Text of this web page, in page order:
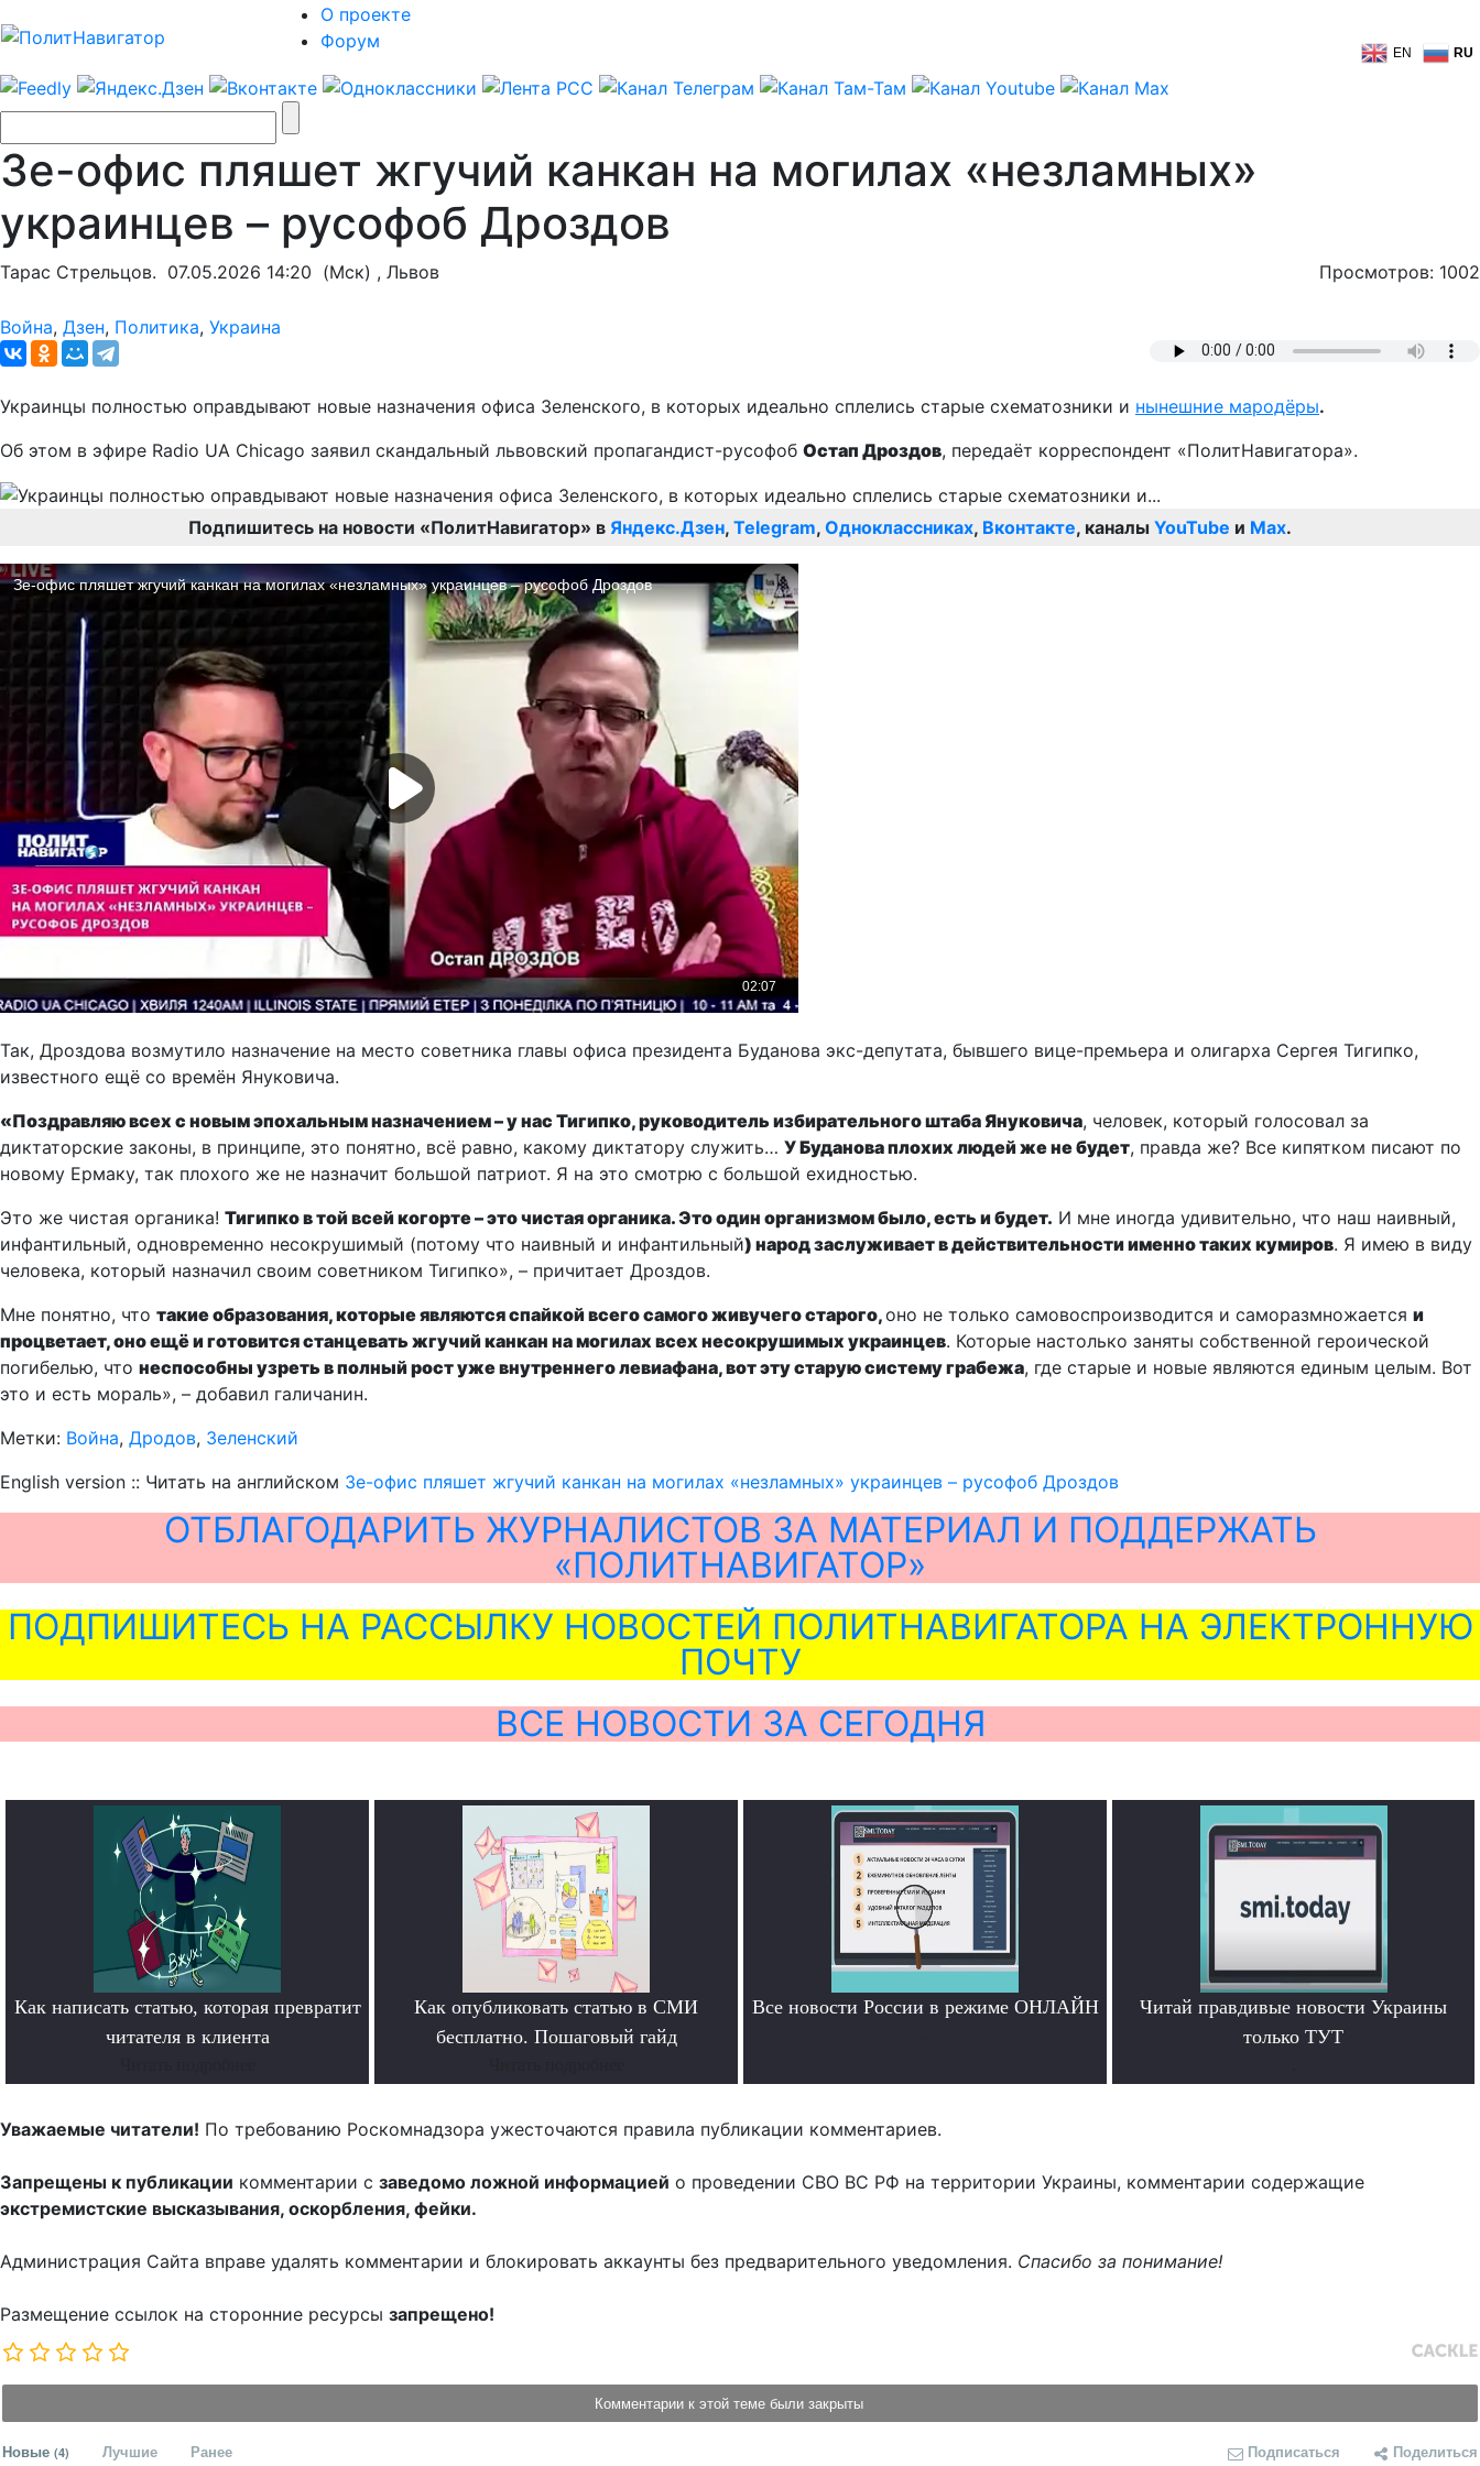
О проекте
Форум
EN RU
Зе-офис пляшет жгучий канкан на могилах «незламных»
украинцев – русофоб Дроздов
Тарас Стрельцов. 07.05.2026 14:20 (Мск) , Львов Просмотров: 1002
Война, Дзен, Политика, Украина
Украинцы полностью оправдывают новые назначения офиса Зеленского, в которых идеально сплелись старые схематозники и нынешние мародёры.
Об этом в эфире Radio UA Chicago заявил скандальный львовский пропагандист-русофоб Остап Дроздов, передаёт корреспондент «ПолитНавигатора».
Подпишитесь на новости «ПолитНавигатор» в Яндекс.Дзен, Telegram, Одноклассниках, Вконтакте, каналы YouTube и Max.
Так, Дроздова возмутило назначение на место советника главы офиса президента Буданова экс-депутата, бывшего вице-премьера и олигарха Сергея Тигипко,
известного ещё со времён Януковича.
«Поздравляю всех с новым эпохальным назначением – у нас Тигипко, руководитель избирательного штаба Януковича, человек, который голосовал за
диктаторские законы, в принципе, это понятно, всё равно, какому диктатору служить… У Буданова плохих людей же не будет, правда же? Все кипятком писают по
новому Ермаку, так плохого же не назначит большой патриот. Я на это смотрю с большой ехидностью.
Это же чистая органика! Тигипко в той всей когорте – это чистая органика. Это один организмом было, есть и будет. И мне иногда удивительно, что наш наивный,
инфантильный, одновременно несокрушимый (потому что наивный и инфантильный) народ заслуживает в действительности именно таких кумиров. Я имею в виду
человека, который назначил своим советником Тигипко», – причитает Дроздов.
Мне понятно, что такие образования, которые являются спайкой всего самого живучего старого,оно не только самовоспроизводится и саморазмножается и
процветает, оно ещё и готовится станцевать жгучий канкан на могилах всех несокрушимых украинцев. Которые настолько заняты собственной героической
погибелью, что неспособны узреть в полный рост уже внутреннего левиафана, вот эту старую систему грабежа, где старые и новые являются единым целым. Вот
это и есть мораль», – добавил галичанин.
Метки: Война, Дродов, Зеленский
English version :: Читать на английском Зе-офис пляшет жгучий канкан на могилах «незламных» украинцев – русофоб Дроздов
ОТБЛАГОДАРИТЬ ЖУРНАЛИСТОВ ЗА МАТЕРИАЛ И ПОДДЕРЖАТЬ
«ПОЛИТНАВИГАТОР»
ПОДПИШИТЕСЬ НА РАССЫЛКУ НОВОСТЕЙ ПОЛИТНАВИГАТОРА НА ЭЛЕКТРОННУЮ
ПОЧТУ
ВСЕ НОВОСТИ ЗА СЕГОДНЯ
Как написать статью, которая превратит
читателя в клиента
Как опубликовать статью в СМИ
бесплатно. Пошаговый гайд
Все новости России в режиме ОНЛАЙН
Читай правдивые новости Украины
только ТУТ
Уважаемые читатели! По требованию Роскомнадзора ужесточаются правила публикации комментариев.
Запрещены к публикации комментарии с заведомо ложной информацией о проведении СВО ВС РФ на территории Украины, комментарии содержащие
экстремистские высказывания, оскорбления, фейки.
Администрация Сайта вправе удалять комментарии и блокировать аккаунты без предварительного уведомления. Спасибо за понимание!
Размещение ссылок на сторонние ресурсы запрещено!
Комментарии к этой теме были закрыты
Новые (4) Лучшие Ранее Подписаться Поделиться